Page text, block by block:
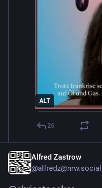
ALT
26
Alfred Zastrow
@alfredz@nrw.social